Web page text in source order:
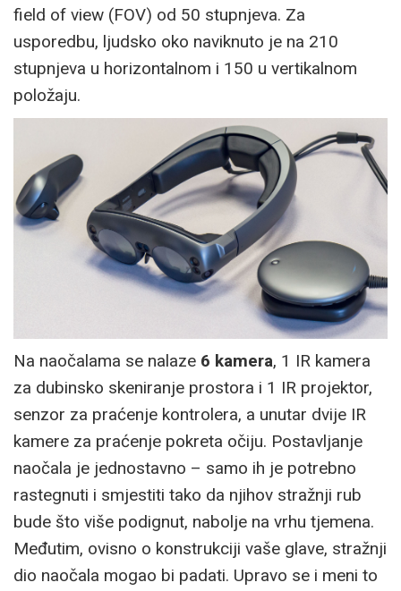
field of view (FOV) od 50 stupnjeva. Za
usporedbu, ljudsko oko naviknuto je na 210
stupnjeva u horizontalnom i 150 u vertikalnom
položaju.
Na naočalama se nalaze 6 kamera, 1 IR kamera
za dubinsko skeniranje prostora i 1 IR projektor,
senzor za praćenje kontrolera, a unutar dvije IR
kamere za praćenje pokreta očiju. Postavljanje
naočala je jednostavno – samo ih je potrebno
rastegnuti i smjestiti tako da njihov stražnji rub
bude što više podignut, nabolje na vrhu tjemena.
Međutim, ovisno o konstrukciji vaše glave, stražnji
dio naočala mogao bi padati. Upravo se i meni to